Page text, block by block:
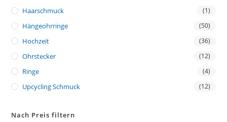
Haarschmuck (1)
Hängeohrringe (50)
Hochzeit (36)
Ohrstecker (12)
Ringe (4)
Upcycling Schmuck (12)
Nach Preis filtern